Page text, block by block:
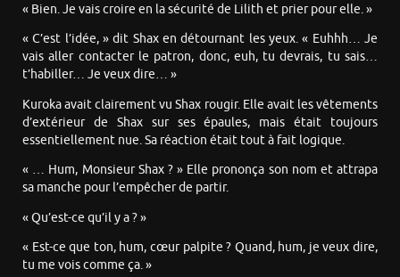
« Bien. Je vais croire en la sécurité de Lilith et prier pour elle. »
« C’est l’idée, » dit Shax en détournant les yeux. « Euhhh… Je
vais aller contacter le patron, donc, euh, tu devrais, tu sais…
t’habiller… Je veux dire… »
Kuroka avait clairement vu Shax rougir. Elle avait les vêtements
d’extérieur de Shax sur ses épaules, mais était toujours
essentiellement nue. Sa réaction était tout à fait logique.
« … Hum, Monsieur Shax ? » Elle prononça son nom et attrapa
sa manche pour l’empêcher de partir.
« Qu’est-ce qu’il y a ? »
« Est-ce que ton, hum, cœur palpite ? Quand, hum, je veux dire,
tu me vois comme ça. »